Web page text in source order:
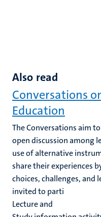
Also read
Conversations
Education
The Conversations aim
open discussion among
use of alternative
share their experiences
choices, challenges, and
invited to parti
Lecture and